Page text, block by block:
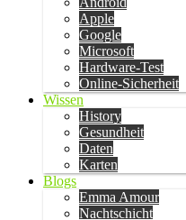
Apple
Google
Microsoft
Hardware-Test
Online-Sicherheit
Wissen
History
Gesundheit
Daten
Karten
Blogs
Emma Amour
Nachtschicht